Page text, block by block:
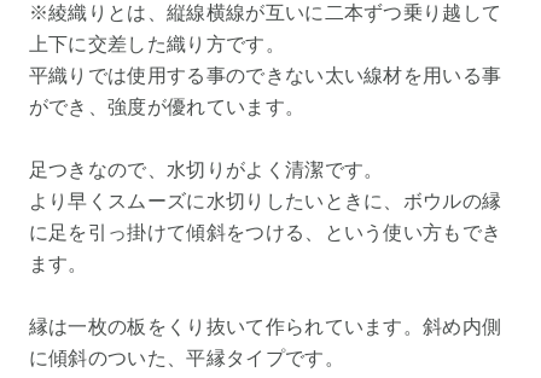
※綾織りとは、縦線横線が互いに二本ずつ乗り越して
上下に交差した織り方です。
平織りでは使用する事のできない太い線材を用いる事
ができ、強度が優れています。
足つきなので、水切りがよく清潔です。
より早くスムーズに水切りしたいときに、ボウルの縁
に足を引っ掛けて傾斜をつける、という使い方もでき
ます。
縁は一枚の板をくり抜いて作られています。斜め内側
に傾斜のついた、平縁タイプです。